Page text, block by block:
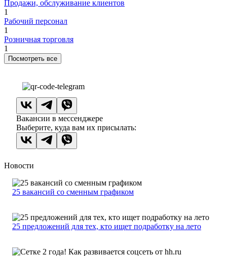
Продажи, обслуживание клиентов
1
Рабочий персонал
1
Розничная торговля
1
Посмотреть все
Вакансии в мессенджере
Выберите, куда вам их присылать:
Новости
25 вакансий со сменным графиком
25 предложений для тех, кто ищет подработку на лето